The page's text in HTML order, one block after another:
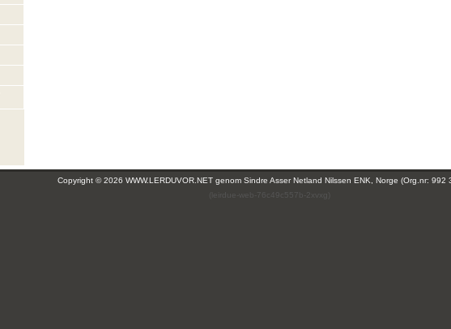
Copyright © 2026 WWW.LERDUVOR.NET genom Sindre Asser Netland Nilssen ENK, Norge (Org.nr: 992
(leirdue-web-76c49c557b-2xvxg)